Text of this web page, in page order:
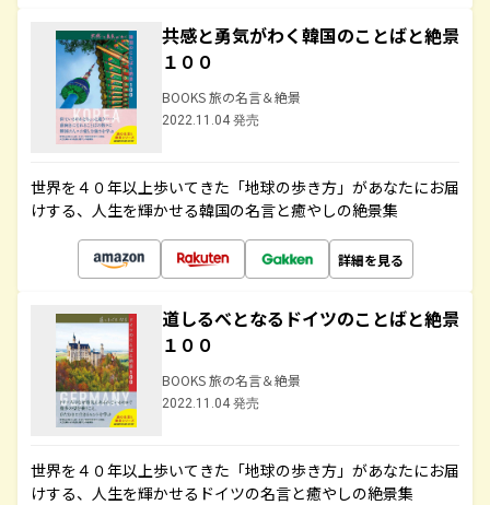
共感と勇気がわく韓国のことばと絶景
１００
BOOKS 旅の名言＆絶景
2022.11.04 発売
世界を４０年以上歩いてきた「地球の歩き方」があなたにお届
けする、人生を輝かせる韓国の名言と癒やしの絶景集
詳細を見る
道しるべとなるドイツのことばと絶景
１００
BOOKS 旅の名言＆絶景
2022.11.04 発売
世界を４０年以上歩いてきた「地球の歩き方」があなたにお届
けする、人生を輝かせるドイツの名言と癒やしの絶景集